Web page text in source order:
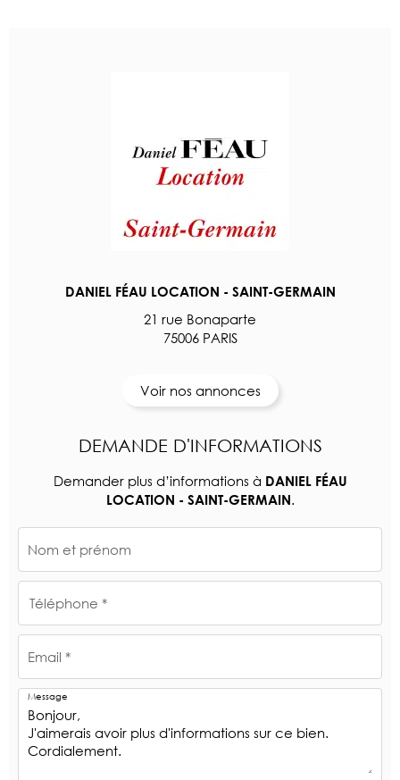
DANIEL FÉAU LOCATION - SAINT-GERMAIN
21 rue Bonaparte
75006 PARIS
Voir nos annonces
DEMANDE D'INFORMATIONS
Demander plus d’informations à DANIEL FÉAU
LOCATION - SAINT-GERMAIN.
Nom et prénom
Téléphone *
Email *
Message